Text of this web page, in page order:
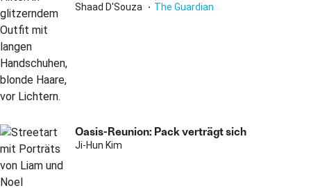
Shaad D'Souza The Guardian
Oasis-Reunion: Pack verträgt sich
Ji-Hun Kim